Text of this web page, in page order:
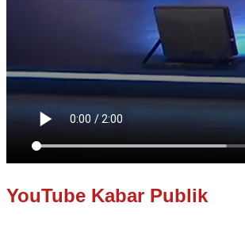
YouTube Kabar Publik